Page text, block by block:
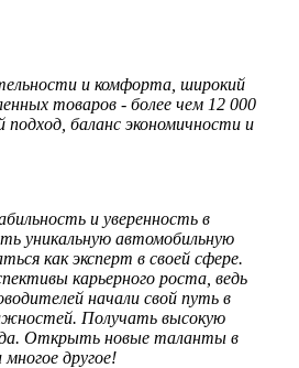
и комфорта, широкий
товаров - более чем 12 000
подход, баланс экономичности и
и уверенность в
уникальную автомобильную
как эксперт в своей сфере.
карьерного роста, ведь
начали свой путь в
Получать высокую
Открыть новые таланты в
другое!